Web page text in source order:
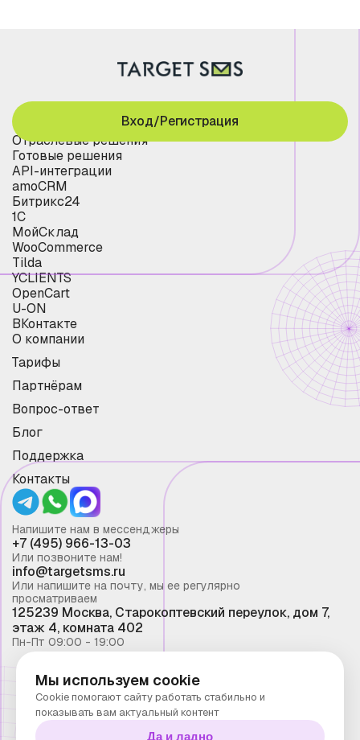
Отраслевые решения
Готовые решения
API-интеграции
amoCRM
Битрикс24
1С
МойСклад
WooCommerce
Tilda
YCLIENTS
OpenCart
U-ON
ВКонтакте
О компании
Тарифы
Партнёрам
Вопрос-ответ
Блог
Поддержка
Контакты
Вход/Регистрация
Напишите нам в мессенджеры
+7 (495) 966-13-03
Или позвоните нам!
info@targetsms.ru
Или напишите на почту, мы ее регулярно
просматриваем
125239 Москва, Старокоптевский переулок, дом 7,
этаж 4, комната 402
Пн-Пт 09:00 - 19:00
Смс рассылка 2026 ©
Запрещено копирование материалов сайта без
письменного разрешения ООО "Таргет Телеком"
Мы используем cookie
Cookie помогают сайту работать стабильно и
показывать вам актуальный контент
Да и ладно